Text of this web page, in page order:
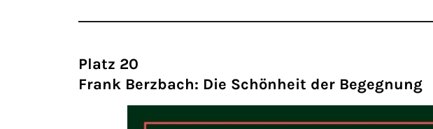
Platz 20
Frank Berzbach: Die Schönheit der Begegnung